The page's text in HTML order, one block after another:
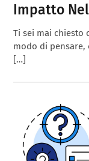
Impatto
Ti sei mai chiesto
modo di
[…]